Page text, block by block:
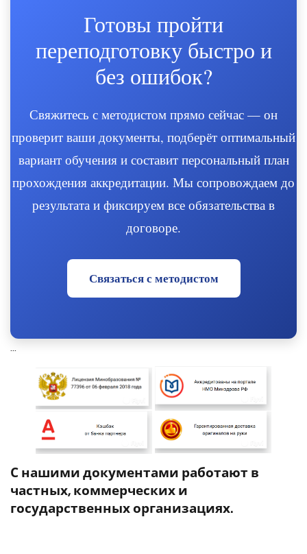
Готовы пройти
переподготовку быстро и
без ошибок?
Свяжитесь с методистом прямо сейчас — он
проверит ваши документы, подберёт оптимальный
вариант обучения и составит персональный план
прохождения аккредитации. Мы сопровождаем до
результата и фиксируем все обязательства в
договоре.
Связаться с методистом
...
С нашими документами работают в
частных, коммерческих и
государственных организациях.